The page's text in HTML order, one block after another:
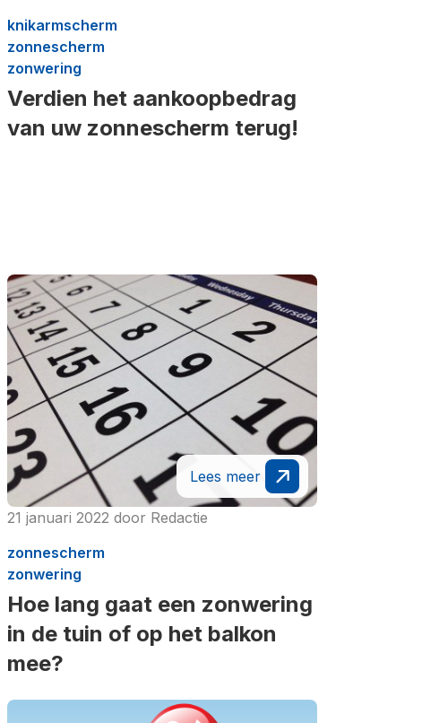
knikarmscherm
zonnescherm
zonwering
Verdien het aankoopbedrag
van uw zonnescherm terug!
Lees meer
21 januari 2022 door Redactie
zonnescherm
zonwering
Hoe lang gaat een zonwering
in de tuin of op het balkon
mee?